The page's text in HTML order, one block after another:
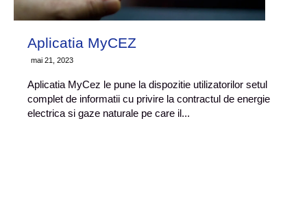
Aplicatia MyCEZ
mai 21, 2023
Aplicatia MyCez le pune la dispozitie utilizatorilor setul
complet de informatii cu privire la contractul de energie
electrica si gaze naturale pe care il...